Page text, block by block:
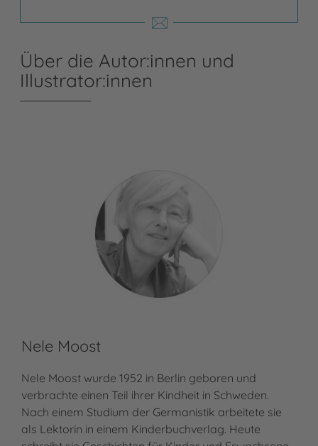
Über die Autor:innen und
Illustrator:innen
Nele Moost
Nele Moost wurde 1952 in Berlin geboren und
verbrachte einen Teil ihrer Kindheit in Schweden.
Nach einem Studium der Germanistik arbeitete sie
als Lektorin in einem Kinderbuchverlag. Heute